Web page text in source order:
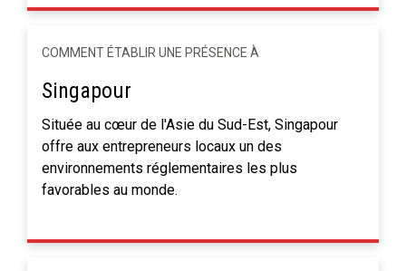
COMMENT ÉTABLIR UNE PRÉSENCE À
Singapour
Située au cœur de l'Asie du Sud-Est, Singapour
offre aux entrepreneurs locaux un des
environnements réglementaires les plus
favorables au monde.